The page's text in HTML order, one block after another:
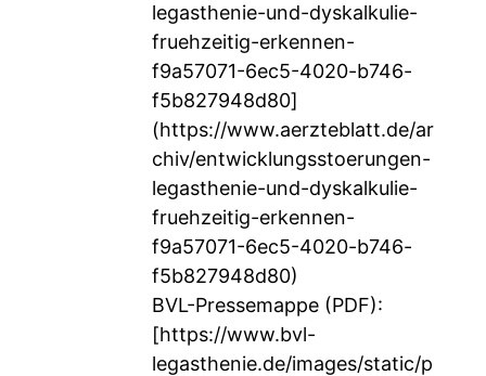
legasthenie-und-dyskalkulie-
fruehzeitig-erkennen-
f9a57071-6ec5-4020-b746-
f5b827948d80]
(https://www.aerzteblatt.de/ar
chiv/entwicklungsstoerungen-
legasthenie-und-dyskalkulie-
fruehzeitig-erkennen-
f9a57071-6ec5-4020-b746-
f5b827948d80)
BVL-Pressemappe (PDF):
[https://www.bvl-
legasthenie.de/images/static/p